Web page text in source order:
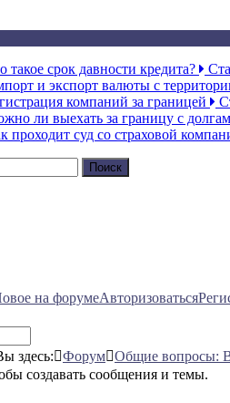
такое срок давности кредита?
и экспорт валюты с
компаний за границей
ли выехать за границу с
проходит суд со страховой
на форумеАвторизоваться
здесь: Форум Общие вопросы:
создавать сообщения и темы.